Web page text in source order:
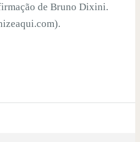
de Bruno Dixini.